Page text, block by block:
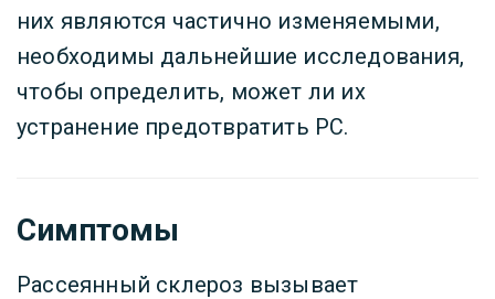
них являются частично изменяемыми,
необходимы дальнейшие исследования,
чтобы определить, может ли их
устранение предотвратить РС.
Симптомы
Рассеянный склероз вызывает